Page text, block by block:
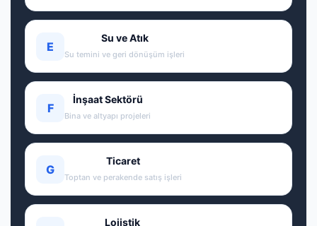
E
Su ve Atık
Su temini ve geri dönüşüm işleri
F
İnşaat Sektörü
Bina ve altyapı projeleri
G
Ticaret
Toptan ve perakende satış işleri
Lojistik